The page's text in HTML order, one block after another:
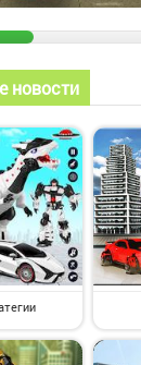
новости